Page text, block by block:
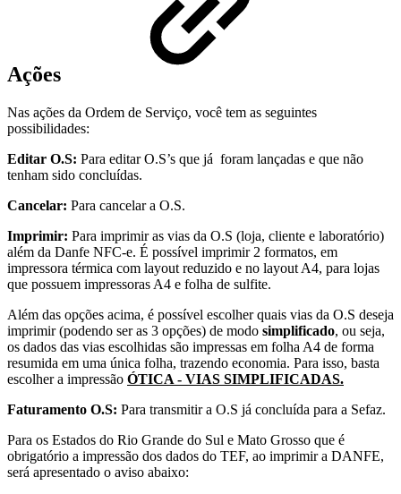
Ações
Nas ações da Ordem de Serviço, você tem as seguintes
possibilidades:
Editar O.S: Para editar O.S’s que já foram lançadas e que não
tenham sido concluídas.
Cancelar: Para cancelar a O.S.
Imprimir: Para imprimir as vias da O.S (loja, cliente e laboratório)
além da Danfe NFC-e. É possível imprimir 2 formatos, em
impressora térmica com layout reduzido e no layout A4, para lojas
que possuem impressoras A4 e folha de sulfite.
Além das opções acima, é possível escolher quais vias da O.S deseja
imprimir (podendo ser as 3 opções) de modo simplificado, ou seja,
os dados das vias escolhidas são impressas em folha A4 de forma
resumida em uma única folha, trazendo economia. Para isso, basta
escolher a impressão ÓTICA - VIAS SIMPLIFICADAS.
Faturamento O.S: Para transmitir a O.S já concluída para a Sefaz.
Para os Estados do Rio Grande do Sul e Mato Grosso que é
obrigatório a impressão dos dados do TEF, ao imprimir a DANFE,
será apresentado o aviso abaixo: